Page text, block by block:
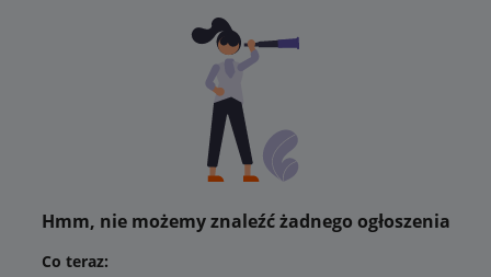
Hmm, nie możemy znaleźć żadnego ogłoszenia
Co teraz: